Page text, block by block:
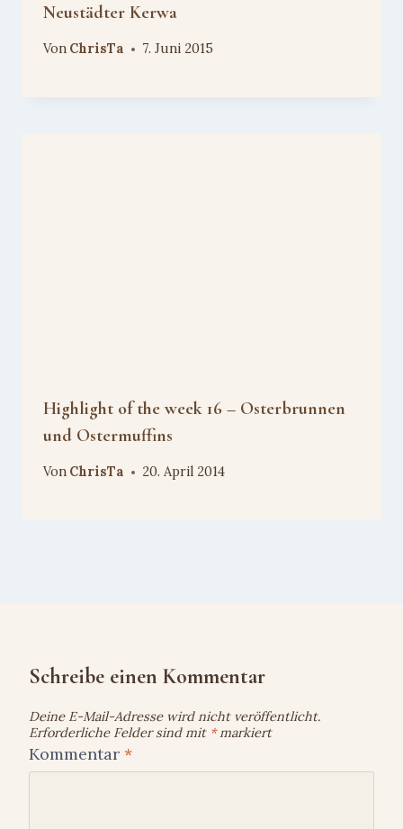
Neustädter Kerwa
Von ChrisTa 7. Juni 2015
Highlight of the week 16 – Osterbrunnen
und Ostermuffins
Von ChrisTa 20. April 2014
Schreibe einen Kommentar
Deine E-Mail-Adresse wird nicht veröffentlicht.
Erforderliche Felder sind mit *markiert
Kommentar *